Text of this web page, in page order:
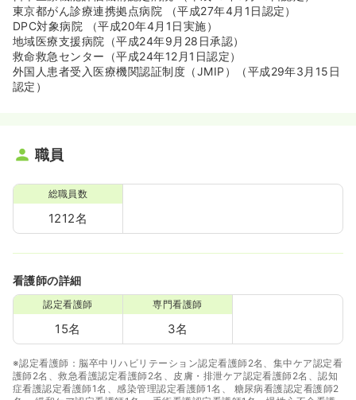
東京都がん診療連携拠点病院 （平成27年4月1日認定）
DPC対象病院 （平成20年4月1日実施）
地域医療支援病院（平成24年9月28日承認）
救命救急センター（平成24年12月1日認定）
外国人患者受入医療機関認証制度（JMIP）（平成29年3月15日
認定）
職員
総職員数
1212名
看護師の詳細
認定看護師
15名
専門看護師
3名
※認定看護師：脳卒中リハビリテーション認定看護師​2名、集中ケア認定看
護師2名、救急看護認定看護師2名、皮膚・排泄ケア認定看護師2名、認知
症看護認定看護師1名、感染管理認定看護師1名、 糖尿病看護認定看護師2